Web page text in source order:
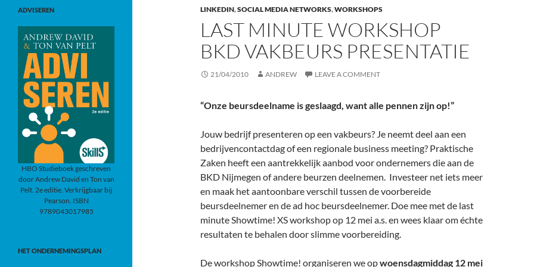
LINKEDIN,SOCIAL MEDIA NETWORKS,WORKSHOPS
LAST MINUTE WORKSHOP
BKD VAKBEURS PRESENTATIE
21/04/2010 ANDREW LEAVE A COMMENT
“Onze beursdeelname is geslaagd, want alle pennen zijn op!”
Jouw bedrijf presenteren op een vakbeurs? Je neemt deel aan een
bedrijvencontactdag of een regionale business meeting? Praktische
Zaken heeft een aantrekkelijk aanbod voor ondernemers die aan de
BKD Nijmegen of andere beurzen deelnemen. Investeer net iets meer
en maak het aantoonbare verschil tussen de voorbereide
beursdeelnemer en de ad hoc beursdeelnemer. Doe mee met de last
minute Showtime! XS workshop op 12 mei a.s. en wees klaar om échte
resultaten te behalen door slimme voorbereiding.
De workshop Showtime! organiseren we opwoensdagmiddag 12 mei
ADVISEREN
HBO Studieboek geschreven
door Andrew David en Ton van
Pelt. 2e editie. Verkrijgbaar bij
Pearson. ISBN
9789043017985
HET ONDERNEMINGSPLAN